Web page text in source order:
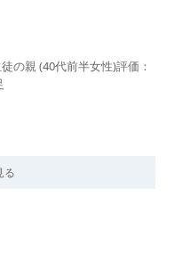
の親 (40代前半女性)評価：
る